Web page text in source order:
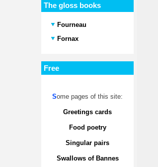
The gloss books
Fourneau
Fornax
Free
Some pages of this site:
Greetings cards
Food poetry
Singular pairs
Swallows of Bannes